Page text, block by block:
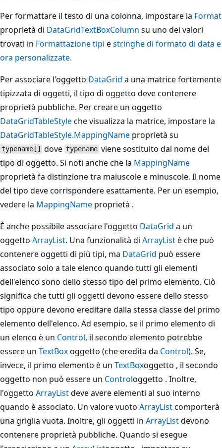
Per formattare il testo di una colonna, impostare la Format
proprietà di DataGridTextBoxColumn su uno dei valori
trovati in Formattazione tipi estringhe di formato di data e
ora personalizzate.
Per associare l'oggetto DataGrid a una matrice fortemente
tipizzata di oggetti, il tipo di oggetto deve contenere
proprietà pubbliche. Per creare un oggetto
DataGridTableStyleche visualizza la matrice, impostare la
DataGridTableStyle.MappingName proprietà su
typename[] dove typename viene sostituito dal nome del
tipo di oggetto. Si noti anche che la MappingName
proprietà fa distinzione tra maiuscole e minuscole. Il nome
del tipo deve corrispondere esattamente. Per un esempio,
vedere la MappingName proprietà .
È anche possibile associare l'oggetto DataGrid a un
oggetto ArrayList. Una funzionalità di ArrayListè che può
contenere oggetti di più tipi, ma DataGrid può essere
associato solo a tale elenco quando tutti gli elementi
dell'elenco sono dello stesso tipo del primo elemento. Ciò
significa che tutti gli oggetti devono essere dello stesso
tipo oppure devono ereditare dalla stessa classe del primo
elemento dell'elenco. Ad esempio, se il primo elemento di
un elenco è un Control, il secondo elemento potrebbe
essere un TextBoxoggetto (che eredita da Control). Se,
invece, il primo elemento è un TextBoxoggetto , il secondo
oggetto non può essere un Controloggetto . Inoltre,
l'oggetto ArrayListdeve avere elementi al suo interno
quando è associato. Un valore vuoto ArrayListcomporterà
una griglia vuota. Inoltre, gli oggetti in ArrayListdevono
contenere proprietà pubbliche. Quando si esegue